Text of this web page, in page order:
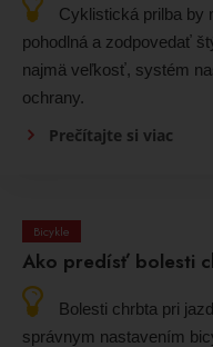
Cyklistická prilba by
pohodlná a zodpovedať
najmä veľkosť, systém
ochrany.
Prečítajte si viac
Bicykle
Ako predísť bolesti
Bolesti chrbta pri
správnym nastavením